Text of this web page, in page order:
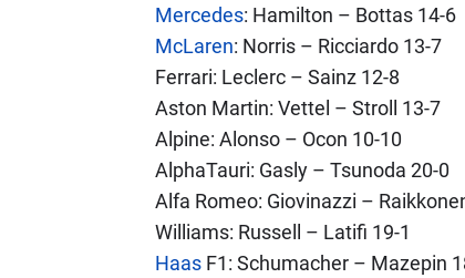
Mercedes: Hamilton – Bottas 14-6
McLaren: Norris – Ricciardo 13-7
Ferrari: Leclerc – Sainz 12-8
Aston Martin: Vettel – Stroll 13-7
Alpine: Alonso – Ocon 10-10
AlphaTauri: Gasly – Tsunoda 20-0
Alfa Romeo: Giovinazzi –
Williams: Russell – Latifi 19-1
HaasF1: Schumacher – Mazepin